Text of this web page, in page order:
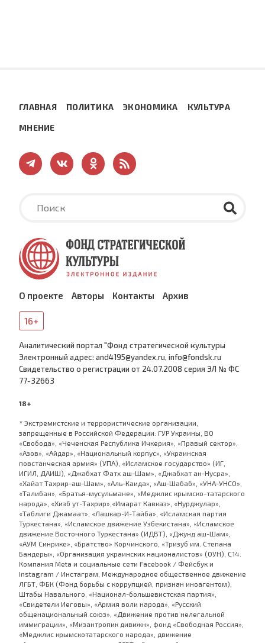
ГЛАВНАЯ ПОЛИТИКА ЭКОНОМИКА КУЛЬТУРА
МНЕНИЕ
О проекте Авторы Контакты Архив
16+
Аналитический портал "Фонд стратегической культуры
Электронный адрес: and4195@yandex.ru, info@fondsk.ru
Cвидетельство о регистрации от 24.07.2008 серия ЭЛ № ФС
77-32663
18+
* Экстремистские и террористические организации,
запрещенные в Российской Федерации: ГУР Украины, ВО
«Свобода», «Чеченская Республика Ичкерия», «Правый сектор»,
«Азов», «Айдар», «Национальный корпус», «Украинская
повстанческая армия» (УПА), «Исламское государство» (ИГ,
ИГИЛ, ДАИШ), «Джабхат Фатх аш-Шам», «Джабхат ан-Нусра»,
«Хайат Тахрир-аш-Шам», «Аль-Каида», «Аш-Шабаб», «УНА-УНСО»,
«Талибан», «Братья-мусульмане», «Меджлис крымско-татарского
народа», «Хизб ут-Тахрир»,«Имарат Кавказ», «Нурджулар»,
«Таблиги Джамаат», «Лашкар-И-Тайба», «Исламская партия
Туркестана», «Исламское движение Узбекистана», «Исламское
движение Восточного Туркестана» (ИДВТ), «Джунд аш-Шам»,
«АУМ Синрике», «Братство» Корчинского, «Тризуб им. Степана
Бандеры», «Организация украинских националистов» (ОУН), С14.
Компания Meta и социальные сети Facebook / Фейсбук и
Instagram / Инстаграм, Международное общественное движение
ЛГБТ, ФБК (Фонд борьбы с коррупцией, признан иноагентом),
Штабы Навального, «Национал-большевистская партия»,
«Свидетели Иеговы», «Армия воли народа», «Русский
общенациональный союз», «Движение против нелегальной
иммиграции», «Мизантропик дивижн», фонд «Свободная Россия»,
«Меджлис крымскотатарского народа», движение